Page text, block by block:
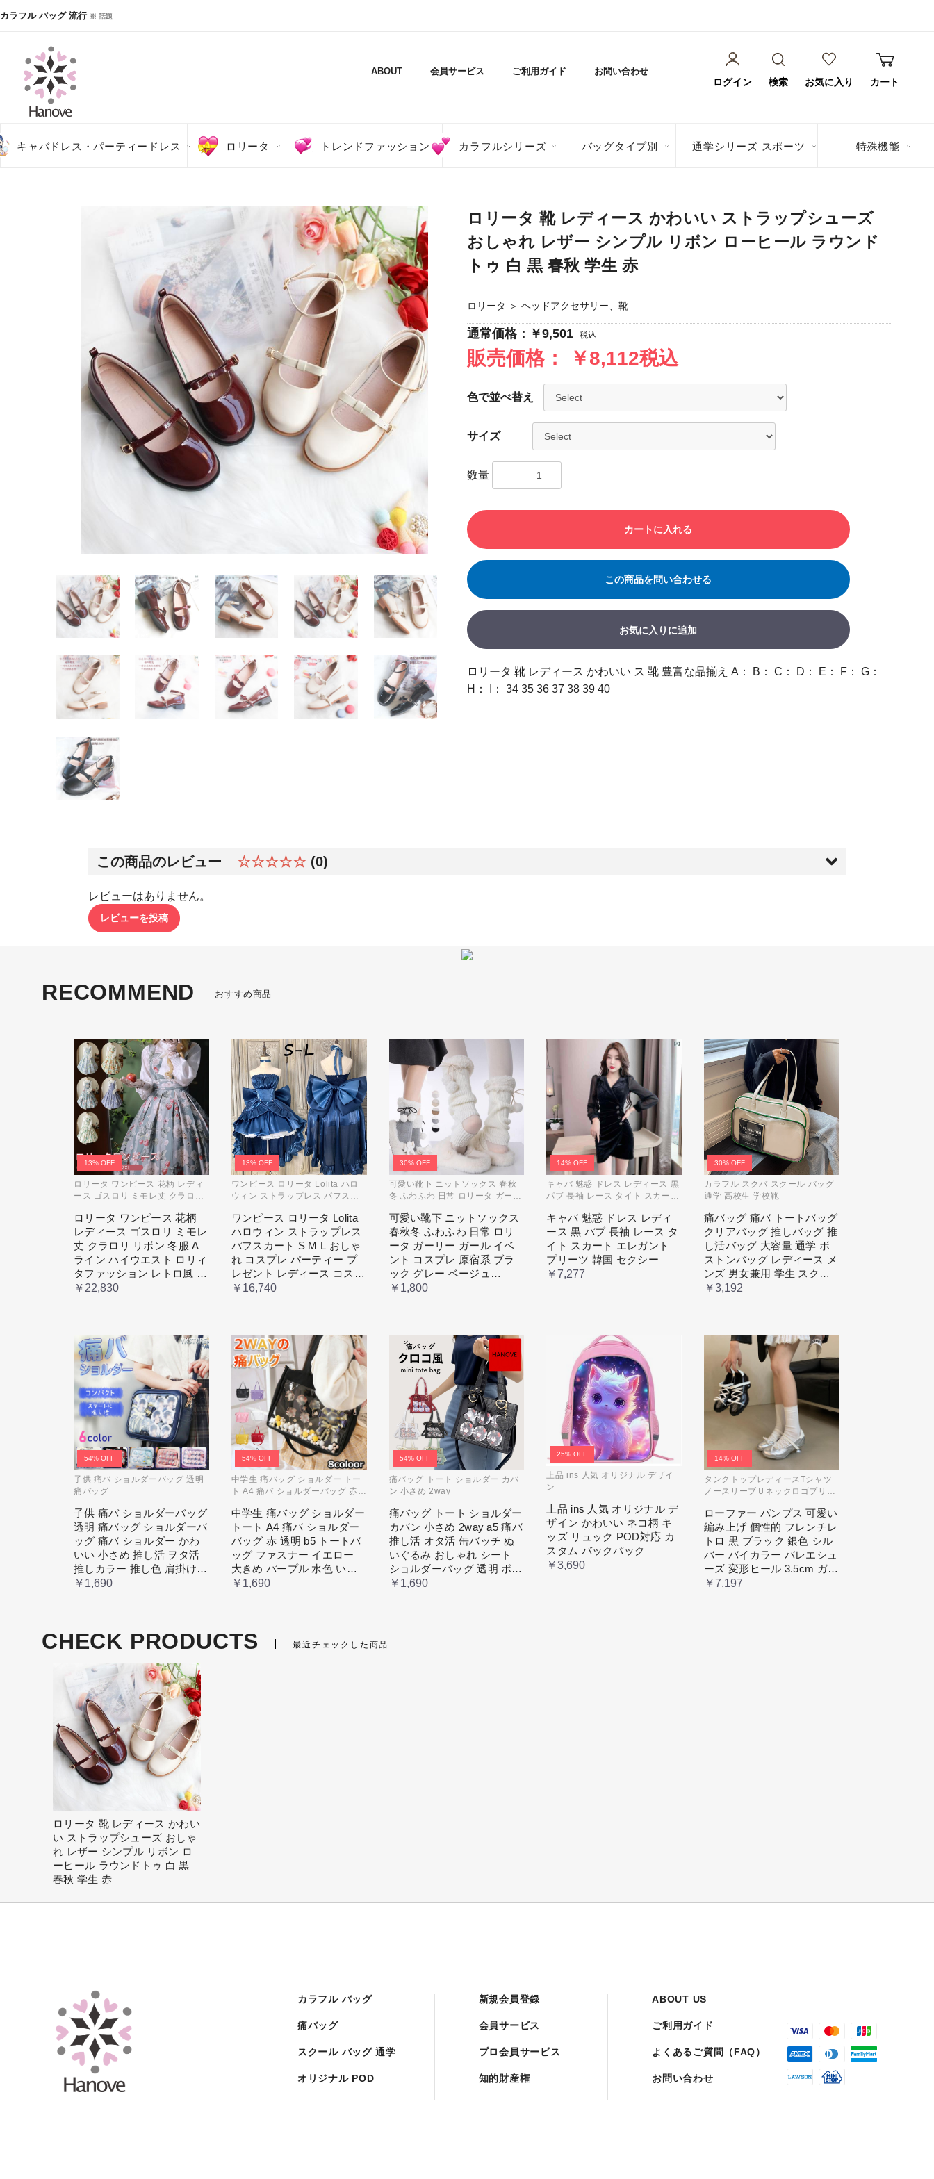
カラフル バッグ 流行 ※ 話題
ABOUT 会員サービス ご利用ガイド お問い合わせ
ログイン 検索 お気に入り カート
キャバドレス・パーティードレス ロリータ トレンドファッション カラフルシリーズ バッグタイプ別 通学シリーズ スポーツ 特殊機能
ロリータ 靴 レディース かわいい ストラップシューズ
おしゃれ レザー シンプル リボン ローヒール ラウンド
トゥ 白 黒 春秋 学生 赤
ロリータ ＞ ヘッドアクセサリー、靴
通常価格：￥9,501 税込
販売価格： ￥8,112税込
色で並べ替え
サイズ
数量
カートに入れる
この商品を問い合わせる
お気に入りに追加
ロリータ 靴 レディース かわいい ス 靴 豊富な品揃え A： B： C： D： E： F： G：
H： I： 34 35 36 37 38 39 40
この商品のレビュー ☆☆☆☆☆ (0)
レビューはありません。
レビューを投稿
RECOMMEND おすすめ商品
13% OFF
ロリータ ワンピース 花柄 レディ
ース ゴスロリ ミモレ丈 クラロリ
ト ロリィタファッション レトロ
風 クラシカル 上品 かわいい 日常
着 通勤 お出かけ 仮 通学
ロリータ ワンピース 花柄
レディース ゴスロリ ミモレ
丈 クラロリ リボン 冬服 A
ライン ハイウエスト ロリィ
タファッション レトロ風 ク
ラシカル 上品 かわいい 日
￥22,830
13% OFF
ワンピース ロリータ Lolita ハロ
ウィン ストラップレス パフスカ
ーティー プレゼント レディース
コスチューム プリンセス ロマン
ティック ブル ドレス
ワンピース ロリータ Lolita
ハロウィン ストラップレス
パフスカート S M L おしゃ
れ コスプレ パーティー プ
レゼント レディース コスチ
ューム プリンセス ロマンテ
￥16,740
30% OFF
可愛い靴下 ニットソックス 春秋
冬 ふわふわ 日常 ロリータ ガーリ
系 ブラック グレー ベージュ
cm067t2t2x1 ホワイト
可愛い靴下 ニットソックス
春秋冬 ふわふわ 日常 ロリ
ータ ガーリー ガール イベ
ント コスプレ 原宿系 ブラ
ック グレー ベージュ
cm067t2t2x1 ホワイト
￥1,800
14% OFF
キャバ 魅惑 ドレス レディース 黒
パブ 長袖 レース タイト スカート
ー
キャバ 魅惑 ドレス レディ
ース 黒 パブ 長袖 レース タ
イト スカート エレガント
プリーツ 韓国 セクシー
￥7,277
30% OFF
カラフル スクバ スクール バッグ
通学 高校生 学校鞄
痛バッグ 痛バ トートバッグ
クリアバッグ 推しバッグ 推
し活バッグ 大容量 通学 ボ
ストンバッグ レディース メ
ンズ 男女兼用 学生 スクー
ル 透明窓 JK jk ジム イベン
￥3,192
54% OFF
子供 痛バ ショルダーバッグ 透明
痛バッグ
子供 痛バ ショルダーバッグ
透明 痛バッグ ショルダーバ
ッグ 痛バ ショルダー かわ
いい 小さめ 推し活 ヲタ活
推しカラー 推し色 肩掛け
レディース
￥1,690
54% OFF
中学生 痛バッグ ショルダー トー
ト A4 痛バ ショルダーバッグ 赤
中学生 痛バッグ ショルダー
トート A4 痛バ ショルダー
バッグ 赤 透明 b5 トートバ
ッグ ファスナー イエロー
大きめ パープル 水色 いた
ばっく 痛バック 缶バッチ
ース
￥1,690
54% OFF
痛バッグ トート ショルダー カバ
ン 小さめ 2way
痛バッグ トート ショルダー
カバン 小さめ 2way a5 痛バ
推し活 オタ活 缶バッチ ぬ
いぐるみ おしゃれ シート
ショルダーバッグ 透明 ポケ
ット クリア 大きめ レディ
￥1,690
25% OFF
上品 ins 人気 オリジナル デザイ
ン
上品 ins 人気 オリジナル デ
ザイン かわいい ネコ柄 キ
ッズ リュック POD対応 カ
スタム バックパック
￥3,690
14% OFF
タンクトップレディースTシャツ
ノースリーブＵネックロゴプリン
ローファー パンプス 可愛い
編み上げ 個性的 フレンチレ
トロ 黒 ブラック 銀色 シル
バー バイカラー バレエシュ
ーズ 変形ヒール 3.5cm ガー
リー ラブリー お嬢様 姫系
￥7,197
CHECK PRODUCTS 最近チェックした商品
ロリータ 靴 レディース かわい
い ストラップシューズ おしゃ
れ レザー シンプル リボン ロ
ーヒール ラウンドトゥ 白 黒
春秋 学生 赤
カラフル バッグ
痛バッグ
スクール バッグ 通学
オリジナル POD
新規会員登録
会員サービス
プロ会員サービス
知的財産権
ABOUT US
ご利用ガイド
よくあるご質問（FAQ）
お問い合わせ